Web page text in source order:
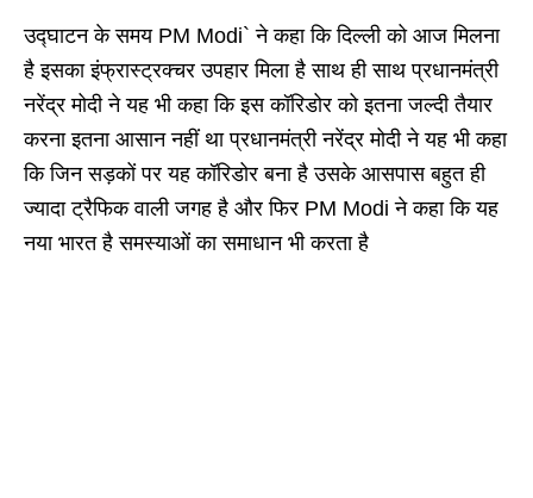
उद्घाटन के समय PM Modi` ने कहा कि दिल्ली को आज मिलना
है इसका इंफ्रास्ट्रक्चर उपहार मिला है साथ ही साथ प्रधानमंत्री
नरेंद्र मोदी ने यह भी कहा कि इस कॉरिडोर को इतना जल्दी तैयार
करना इतना आसान नहीं था प्रधानमंत्री नरेंद्र मोदी ने यह भी कहा
कि जिन सड़कों पर यह कॉरिडोर बना है उसके आसपास बहुत ही
ज्यादा ट्रैफिक वाली जगह है और फिर PM Modi ने कहा कि यह
नया भारत है समस्याओं का समाधान भी करता है